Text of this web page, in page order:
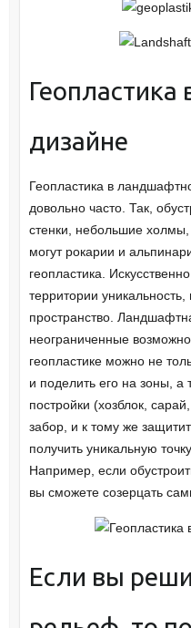
дизайне
Геопластика в
довольно часто. Так,
стенки, небольшие холмы,
могут рокарии и
геопластика.
территории
пространство.
неограниченные
геопластике можно не
и поделить его на зоны, а
постройки (хозблок,
забор, и к тому же
получить уникальную
Например, если
вы сможете созерцать
Если вы